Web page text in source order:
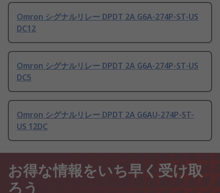
Omron シグナルリレー DPDT 2A G6A-274P-ST-US
DC12
Omron シグナルリレー DPDT 2A G6A-274P-ST-US
DC5
Omron シグナルリレー DPDT 2A G6AU-274P-ST-
US 12DC
お得な情報をいち早く受け取
ろう